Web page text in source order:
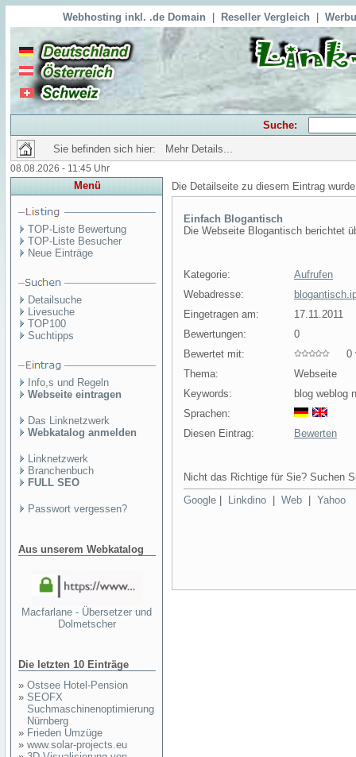
Webhosting inkl. .de Domain Reseller Vergleich
Suche:
Sie befinden sich hier: Mehr Details...
08.08.2026 - 11:45 Uhr
Menü
TOP-Liste Bewertung
TOP-Liste Besucher
Neue Einträge
Detailsuche
Livesuche
TOP100
Suchtipps
Info,s und Regeln
Webseite eintragen
Das Linknetzwerk
Webkatalog anmelden
Linknetzwerk
Branchenbuch
FULL SEO
Passwort vergessen?
Aus unserem Webkatalog
Macfarlane - Übersetzer und
Dolmetscher
Die letzten 10 Einträge
» Ostsee Hotel-Pension
» SEOFX
Suchmaschinenoptimierung
Nürnberg
» Frieden Umzüge
» www.solar-projects.eu
Die Detailseite zu diesem Eintrag
Einfach Blogantisch
Die Webseite Blogantisch berichtet
Kategorie:
Aufrufen
Webadresse:
Eingetragen am:
17.11.2011
Bewertungen:
0
Bewertet mit:
0
Thema:
Webseite
Keywords:
blog weblog
Sprachen:
Diesen Eintrag:
Bewerten
Nicht das Richtige für Sie? Suchen
Google
Linkdino Web Yahoo